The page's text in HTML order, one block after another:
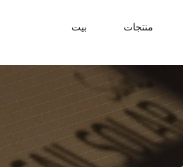
بيت منتجات